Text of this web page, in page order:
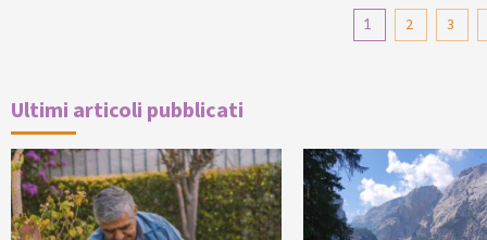
1 2 3
Ultimi articoli pubblicati